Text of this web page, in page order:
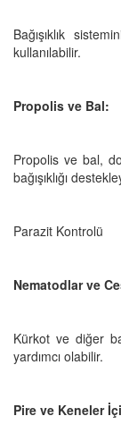
Bağışıklık
kullanılabilir.
Propolis ve Bal:
Propolis ve bal,
bağışıklığı
Parazit Kontrolü
Nematodlar ve
Kürkot ve diğer
yardımcı olabilir.
Pire ve Keneler